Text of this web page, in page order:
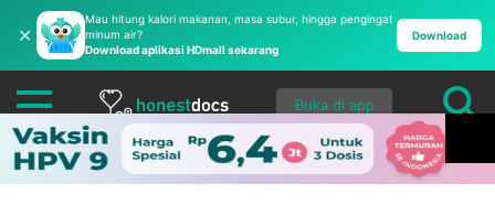
✕
Mau hitung kalori makanan, masa subur, hingga pengingat
minum air?
Download aplikasi HDmall sekarang
Download
Buka di app